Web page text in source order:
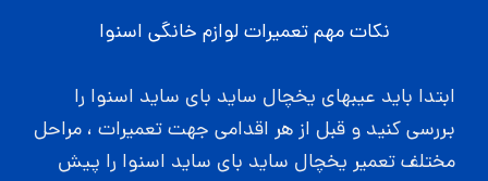
نکات مهم تعمیرات لوازم خانگی اسنوا
ابتدا باید عیبهای یخچال ساید بای ساید اسنوا را
بررسی کنید و قبل از هر اقدامی جهت تعمیرات ، مراحل
مختلف تعمیر یخچال ساید بای ساید اسنوا را پیش